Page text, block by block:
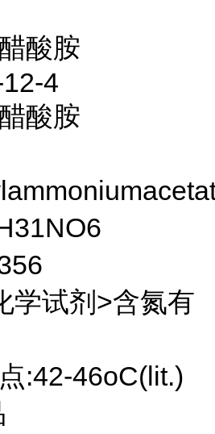
酸胺
4
酸胺
学试剂>含氮有
:42-46oC(lit.)